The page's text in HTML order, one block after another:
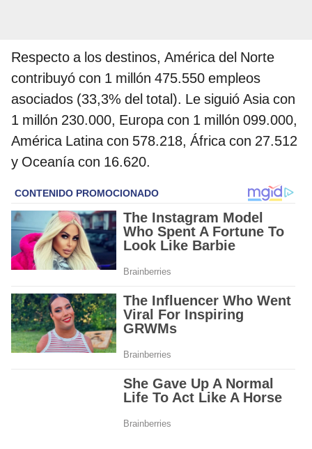
Respecto a los destinos, América del Norte
contribuyó con 1 millón 475.550 empleos
asociados (33,3% del total). Le siguió Asia con
1 millón 230.000, Europa con 1 millón 099.000,
América Latina con 578.218, África con 27.512
y Oceanía con 16.620.